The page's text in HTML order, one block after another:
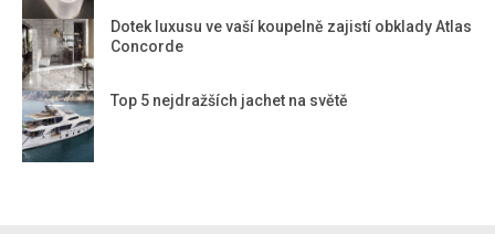
Dotek luxusu ve vaší koupelně zajistí obklady Atlas
Concorde
Top 5 nejdražších jachet na světě